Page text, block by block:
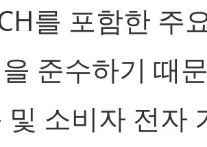
를 포함한 주
준수하기 때
및 소비자 전자